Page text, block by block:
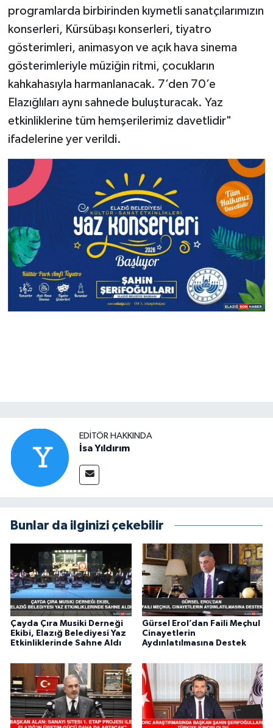
programlarda birbirinden kıymetli sanatçılarımızın
konserleri, Kürsübaşı konserleri, tiyatro
gösterimleri, animasyon ve açık hava sinema
gösterimleriyle müziğin ritmi, çocukların
kahkahasıyla harmanlanacak. 7’den 70’e
Elazığlıları aynı sahnede buluşturacak. Yaz
etkinliklerine tüm hemşerilerimiz davetlidir"
ifadelerine yer verildi.
EDITÖR HAKKINDA
İsa Yıldırım
Bunlar da ilginizi çekebilir
Çayda Çıra Musiki Derneği
Ekibi, Elazığ Belediyesi Yaz
Etkinliklerinde Sahne Aldı
Gürsel Erol’dan Faili Meçhul
Cinayetlerin
Aydınlatılmasına Destek